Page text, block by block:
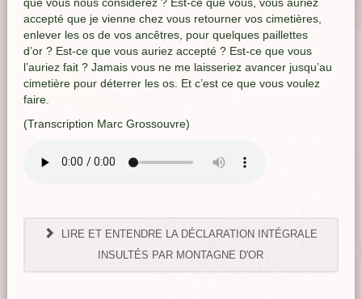
que vous nous considérez ? Est-ce que vous, vous auriez
accepté que je vienne chez vous retourner vos cimetières,
enlever les os de vos ancêtres, pour quelques paillettes
d’or ? Est-ce que vous auriez accepté ? Est-ce que vous
l’auriez fait ? Jamais vous ne me laisseriez avancer jusqu’au
cimetière pour déterrer les os. Et c’est ce que vous voulez
faire.
(Transcription Marc Grossouvre)
LIRE ET ENTENDRE LA DÉCLARATION INTÉGRALE
INSULTÉS PAR MONTAGNE D'OR